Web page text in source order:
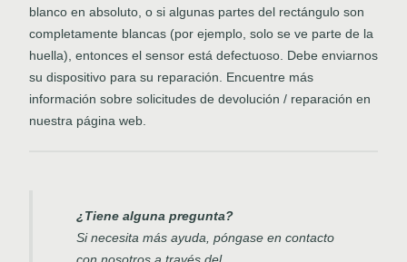
blanco en absoluto, o si algunas partes del rectángulo son
completamente blancas (por ejemplo, solo se ve parte de la
huella), entonces el sensor está defectuoso. Debe enviarnos
su dispositivo para su reparación. Encuentre más
información sobre solicitudes de devolución / reparación en
nuestra página web.
¿Tiene alguna pregunta?
Si necesita más ayuda, póngase en contacto